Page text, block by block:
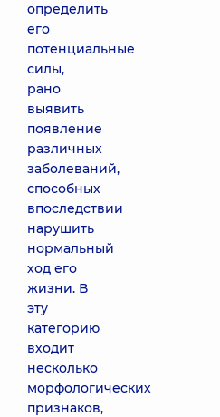
определить
его
потенциальные
силы,
рано
выявить
появление
различных
заболеваний,
способных
впоследствии
нарушить
нормальный
ход его
жизни. В
эту
категорию
входит
несколько
морфологических
признаков,